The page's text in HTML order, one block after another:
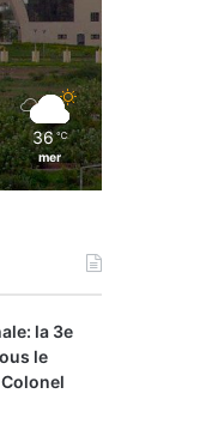
36 ℃
mer
la 3e
le